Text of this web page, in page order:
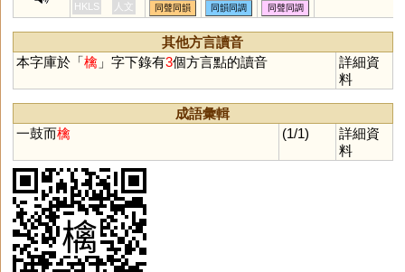
HKLS 人文 同聲同韻 同韻同調 同聲同調
其他方言讀音
本字庫於「檎 」字下錄有3個方言點的讀音
詳細資
料
成語彙輯
一鼓而檎 (1/1)
詳細資
料